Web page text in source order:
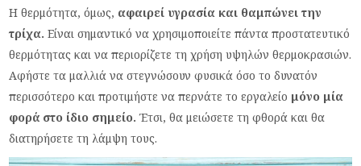
Η θερμότητα, όμως, αφαιρεί υγρασία και θαμπώνει την
τρίχα. Είναι σημαντικό να χρησιμοποιείτε πάντα προστατευτικό
θερμότητας και να περιορίζετε τη χρήση υψηλών θερμοκρασιών.
Αφήστε τα μαλλιά να στεγνώσουν φυσικά όσο το δυνατόν
περισσότερο και προτιμήστε να περνάτε το εργαλείο μόνο μία
φορά στο ίδιο σημείο.Έτσι, θα μειώσετε τη φθορά και θα
διατηρήσετε τη λάμψη τους.